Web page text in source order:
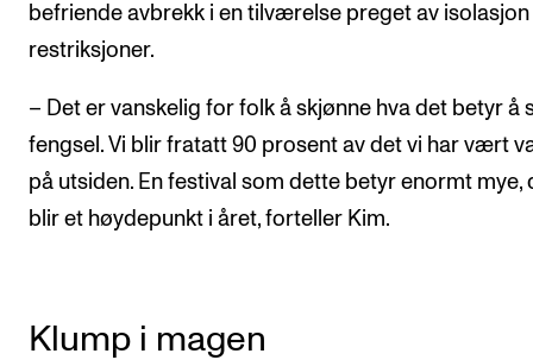
befriende avbrekk i en tilværelse preget av
restriksjoner.
– Det er vanskelig for folk å skjønne hva det betyr å
fengsel. Vi blir fratatt 90 prosent av det vi har vært
på utsiden. En festival som dette betyr enormt mye,
blir et høydepunkt i året, forteller Kim.
Klump i magen